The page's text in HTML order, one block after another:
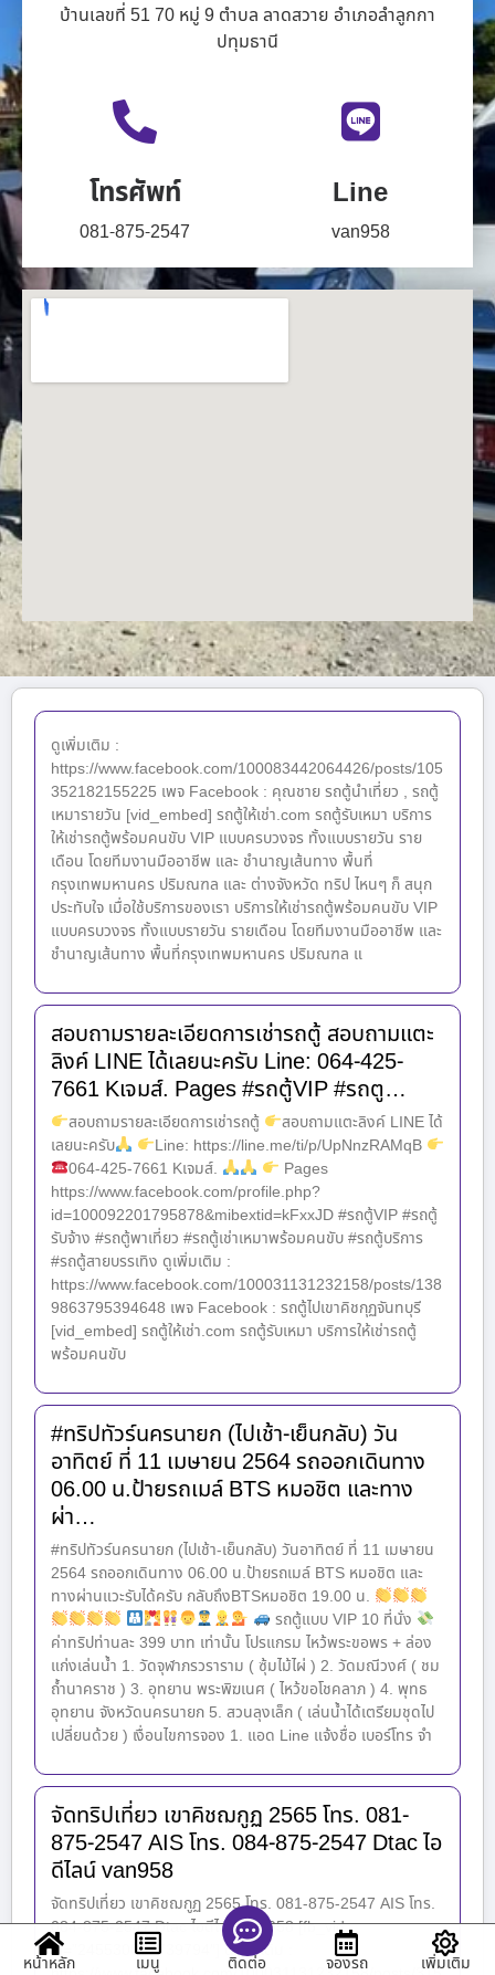
บ้านเลขที่ 51 70 หมู่ 9 ตำบล ลาดสวาย อำเภอลำลูกกา
ปทุมธานี
โทรศัพท์
081-875-2547
Line
van958
ดูเพิ่มเติม :
https://www.facebook.com/100083442064426/posts/105
352182155225 เพจ Facebook : คุณชาย รถตู้นำเที่ยว , รถตู้
เหมารายวัน [vid_embed] รถตู้ให้เช่า.com รถตู้รับเหมา บริการ
ให้เช่ารถตู้พร้อมคนขับ VIP แบบครบวงจร ทั้งแบบรายวัน ราย
เดือน โดยทีมงานมืออาชีพ และ ชำนาญเส้นทาง พื้นที่
กรุงเทพมหานคร ปริมณฑล และ ต่างจังหวัด ทริป ไหนๆ ก็ สนุก
ประทับใจ เมื่อใช้บริการของเรา บริการให้เช่ารถตู้พร้อมคนขับ VIP
แบบครบวงจร ทั้งแบบรายวัน รายเดือน โดยทีมงานมืออาชีพ และ
ชำนาญเส้นทาง พื้นที่กรุงเทพมหานคร ปริมณฑล แ
สอบถามรายละเอียดการเช่ารถตู้ สอบถามแตะ
ลิงค์ LINE ได้เลยนะครับ Line: 064-425-
7661 Kเจมส์. Pages #รถตู้VIP #รถตู…
สอบถามรายละเอียดการเช่ารถตู้
สอบถามแตะลิงค์ LINE ได้
เลยนะครับ
Line: https://line.me/ti/p/UpNnzRAMqB
064-425-7661 Kเจมส์.
Pages
https://www.facebook.com/profile.php?
id=100092201795878&mibextid=kFxxJD #รถตู้VIP #รถตู้
รับจ้าง #รถตู้พาเที่ยว #รถตู้เช่าเหมาพร้อมคนขับ #รถตู้บริการ
#รถตู้สายบรรเทิง ดูเพิ่มเติม :
https://www.facebook.com/100031131232158/posts/138
9863795394648 เพจ Facebook : รถตู้ไปเขาคิชกุฏจันทบุรี
[vid_embed] รถตู้ให้เช่า.com รถตู้รับเหมา บริการให้เช่ารถตู้
พร้อมคนขับ
#ทริปทัวร์นครนายก (ไปเช้า-เย็นกลับ) วัน
อาทิตย์ ที่ 11 เมษายน 2564 รถออกเดินทาง
06.00 น.ป้ายรถเมล์ BTS หมอชิต และทาง
ผ่า…
#ทริปทัวร์นครนายก (ไปเช้า-เย็นกลับ) วันอาทิตย์ ที่ 11 เมษายน
2564 รถออกเดินทาง 06.00 น.ป้ายรถเมล์ BTS หมอชิต และ
ทางผ่านแวะรับได้ครับ กลับถึงBTSหมอชิต 19.00 น.
รถตู้แบบ VIP 10 ที่นั่ง
ค่าทริปท่านละ 399 บาท เท่านั้น โปรแกรม ไหว้พระขอพร + ล่อง
แก่งเล่นน้ำ 1. วัดจุฬาภรวราราม ( ซุ้มไม้ไผ่ ) 2. วัดมณีวงศ์ ( ชม
ถ้ำนาคราช ) 3. อุทยาน พระพิฆเนศ ( ไหว้ขอโชคลาภ ) 4. พุทธ
อุทยาน จังหวัดนครนายก 5. สวนลุงเล็ก ( เล่นน้ำได้เตรียมชุดไป
เปลี่ยนด้วย ) เงื่อนไขการจอง 1. แอด Line แจ้งชื่อ เบอร์โทร จำ
จัดทริปเที่ยว เขาคิชฌกูฏ 2565 โทร. 081-
875-2547 AIS โทร. 084-875-2547 Dtac ไอ
ดีไลน์ van958
จัดทริปเที่ยว เขาคิชฌกูฏ 2565 โทร. 081-875-2547 AIS โทร.
084-875-2547 Dtac ไอดีไลน์ van958 [fb_vid
id=”245530057739794″] ดูเพิ่มเติม :
หน้าหลัก เมนู ติดต่อ จองรถ เพิ่มเติม